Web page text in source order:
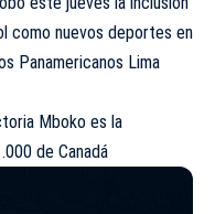
como nuevos deportes en
Panamericanos Lima
Mboko es la
de Canadá